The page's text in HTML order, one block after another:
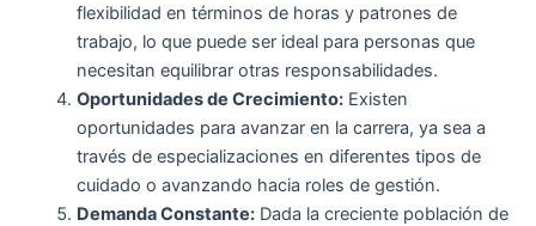
flexibilidad en términos de horas y patrones de
trabajo, lo que puede ser ideal para personas que
necesitan equilibrar otras responsabilidades.
Oportunidades de Crecimiento:Existen
oportunidades para avanzar en la carrera, ya sea a
través de especializaciones en diferentes tipos de
cuidado o avanzando hacia roles de gestión.
Demanda Constante:Dada la creciente población de